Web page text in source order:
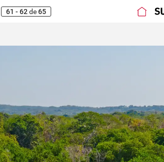
61 - 62 de 65